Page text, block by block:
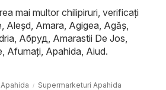
mai multor chilipiruri, verificați
Aleşd Amara Agigea Agăş
Абруд Amarastii De Jos
Afumaţi Apahida Aiud.
Supermarketuri Apahida